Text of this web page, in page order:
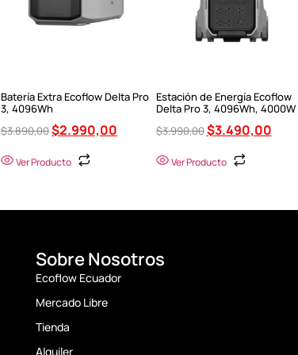
Batería Extra Ecoflow Delta Pro
3, 4096Wh
$3.890,00$2.990,00
Ver Producto
Estación de Energía Ecoflow
Delta Pro 3, 4096Wh, 4000W
$3.990,00$3.490,00
Ver Producto
Sobre Nosotros
Ecoflow Ecuador
Mercado Libre
Tienda
Alquiler